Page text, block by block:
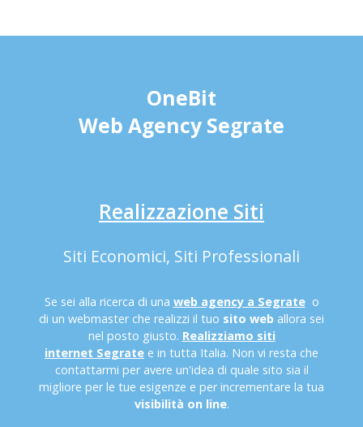
OneBit
Web Agency Segrate
Realizzazione Siti
Siti Economici, Siti Professionali
Se sei alla ricerca di una web agency a Segrateo
di un webmaster che realizzi il tuo sito web allora sei
nel posto giusto. Realizziamo siti
internet Segrate e in tutta Italia. Non vi resta che
contattarmi per avere un'idea di quale sito sia il
migliore per le tue esigenze e per incrementare la tua
visibilità on line.